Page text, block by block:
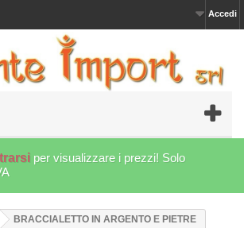
Accedi
per visualizzare i prezzi! Solo
BRACCIALETTO IN ARGENTO E PIETRE